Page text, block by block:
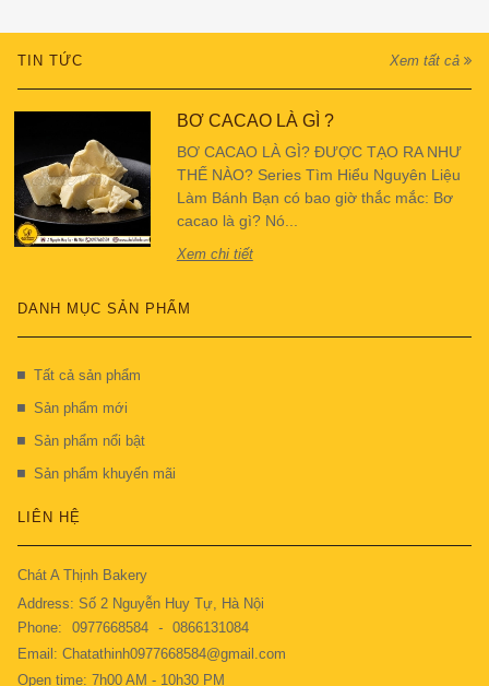
TIN TỨC Xem tất cả
BƠ CACAO LÀ GÌ ?
BƠ CACAO LÀ GÌ? ĐƯỢC TẠO RA NHƯ
THẾ NÀO? Series Tìm Hiểu Nguyên Liệu
Làm Bánh Bạn có bao giờ thắc mắc: Bơ
cacao là gì? Nó...
Xem chi tiết
DANH MỤC SẢN PHẨM
Tất cả sản phẩm
Sản phẩm mới
Sản phẩm nổi bật
Sản phẩm khuyến mãi
LIÊN HỆ
Chát A Thịnh Bakery
Address: Số 2 Nguyễn Huy Tự, Hà Nội
Phone:
0977668584 -
0866131084
Email: Chatathinh0977668584@gmail.com
Open time: 7h00 AM - 10h30 PM